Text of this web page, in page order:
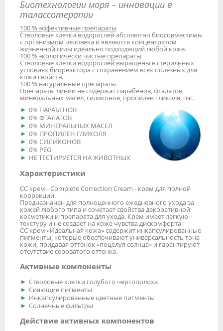
Биотехнологии моря – инновации в
талассотерапии
100 % эффективные препараты
Стволовые клетки водорослей абсолютно биосовместимы
с организмом человека и являются концентратом
жизненной силы идеально подходящий любой коже.
100 % экологически чистые препараты
Стволовые клетки водорослей выращены в стерильных
условиях биореактора с сохранением всех полезных для
кожи свойств.
100 % натуральные препараты
Препараты линии не содержат парабенов, фталатов,
минеральных масел, силиконов, пропилен гликоля, пэг.
0% ПАРАБЕНОВ
0% ФТАЛАТОВ
0% МИНЕРАЛЬНЫХ МАСЕЛ
0% ПРОПИЛЕН ГЛИКОЛЯ
0% СИЛИКОНОВ
0% PEG
НЕ ТЕСТИРУЕТСЯ НА ЖИВОТНЫХ
Характеристики
СС крем - Complete Correction Cream - крем для полной
коррекции.
Предназначен для полноценного ежедневного ухода за
кожей любого типа и сочетает свойства декоративной
косметики и препарата для ухода. Крем имеет легкую
текстуру и не создает на коже чувства дискомфорта.
СС крем «Идеальная кожа» содержит инкапсулированные
пигменты, которые обеспечивают универсальность тона
кожи, придавая оттенок «поцелуя солнца» и гарантируют
отсутствие сероватого оттенка.
Активные компоненты
Стволовые клетки голубого чертополоха
Сияющие пигменты
Инкапсулированные цветные пигменты
Солнечные фильтры
Действие активных компонентов